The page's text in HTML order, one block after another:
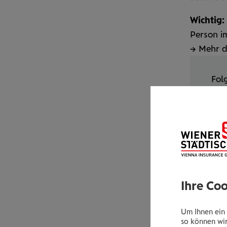
Wichtig:
Person
→ Mehr
Ihre
Um Ihnen
so können